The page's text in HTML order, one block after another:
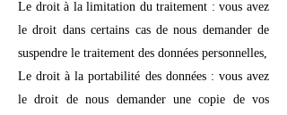
Le droit à la limitation du traitement : vous avez
le droit dans certains cas de nous demander de
suspendre le traitement des données personnelles,
Le droit à la portabilité des données : vous avez
le droit de nous demander une copie de vos